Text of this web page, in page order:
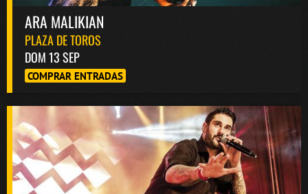
ARA MALIKIAN
PLAZA DE TOROS
DOM 13 SEP
COMPRAR ENTRADAS